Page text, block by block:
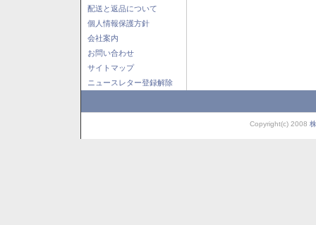
配送と返品について
個人情報保護方針
会社案内
お問い合わせ
サイトマップ
ニュースレター登録解除
Copyright(c) 2008